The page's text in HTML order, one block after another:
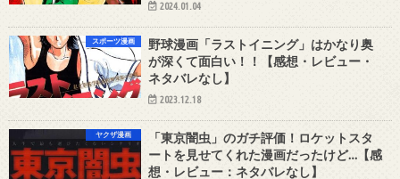
2024.01.04
スポーツ漫画
野球漫画「ラストイニング」はかなり奥
が深くて面白い！！【感想・レビュー・
ネタバレなし】
2023.12.18
ヤクザ漫画
「東京闇虫」のガチ評価！ロケットスタ
ートを見せてくれた漫画だったけど…【感
想・レビュー：ネタバレなし】